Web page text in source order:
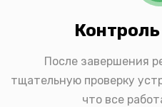
После завершения
тщательную проверку
что все